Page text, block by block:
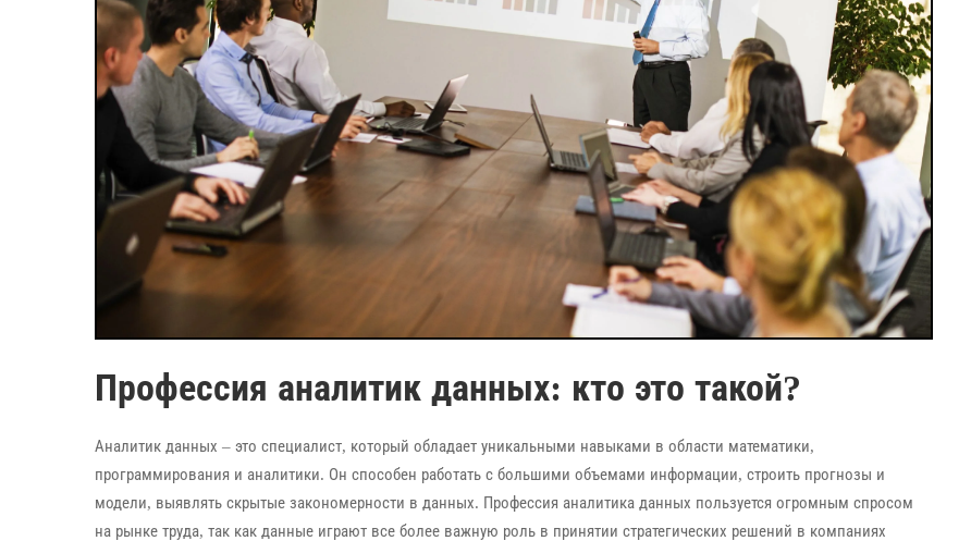
Профессия аналитик данных: кто это такой?
Аналитик данных – это специалист, который обладает уникальными навыками в области математики,
программирования и аналитики. Он способен работать с большими объемами информации, строить прогнозы и
модели, выявлять скрытые закономерности в данных. Профессия аналитика данных пользуется огромным спросом
на рынке труда, так как данные играют все более важную роль в принятии стратегических решений в компаниях